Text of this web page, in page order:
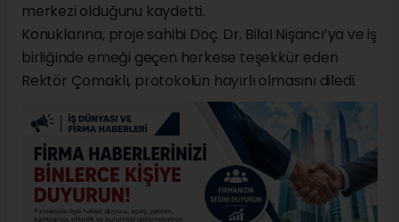
merkezi olduğunu kaydetti.
Konuklarına, proje sahibi Doç. Dr. Bilal Nişancı’ya ve iş
birliğinde emeği geçen herkese teşekkür eden
Rektör Çomaklı, protokolün hayırlı olmasını diledi.